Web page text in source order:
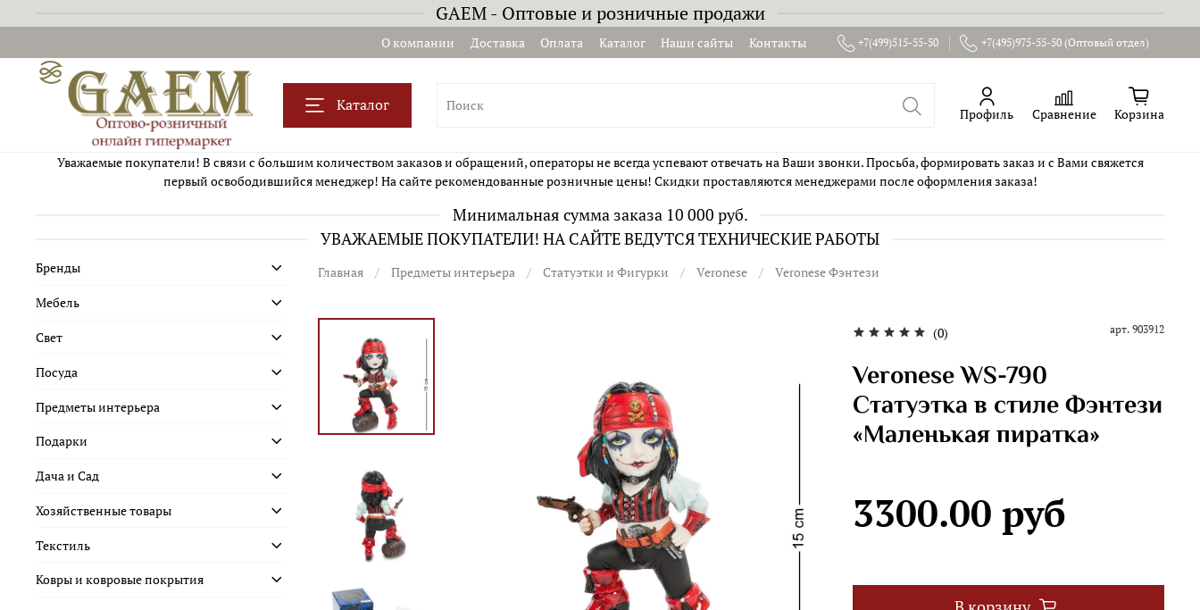
GAEM - Оптовые и розничные продажи
О компании Доставка Оплата Каталог Наши сайты Контакты +7(499)515-55-50 +7(495)975-55-50 (Оптовый отдел)
Каталог Профиль Сравнение Корзина
Уважаемые покупатели! В связи с большим количеством заказов и обращений, операторы не всегда успевают отвечать на Ваши звонки. Просьба, формировать заказ и с Вами свяжется
первый освободившийся менеджер! На сайте рекомендованные розничные цены! Скидки проставляются менеджерами после оформления заказа!
Минимальная сумма заказа 10 000 руб.
УВАЖАЕМЫЕ ПОКУПАТЕЛИ! НА САЙТЕ ВЕДУТСЯ ТЕХНИЧЕСКИЕ РАБОТЫ
Главная Предметы интерьера Статуэтки и Фигурки Veronese Veronese Фэнтези
(0) арт. 903912
Veronese WS-790
Статуэтка в стиле Фэнтези
«Маленькая пиратка»
3300.00 руб
Бренды
Мебель
Свет
Посуда
Предметы интерьера
Подарки
Дача и Сад
Хозяйственные товары
Текстиль
Ковры и ковровые покрытия